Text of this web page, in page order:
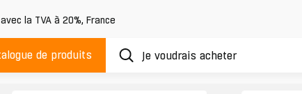
avec la TVA à 20%, France
de produits